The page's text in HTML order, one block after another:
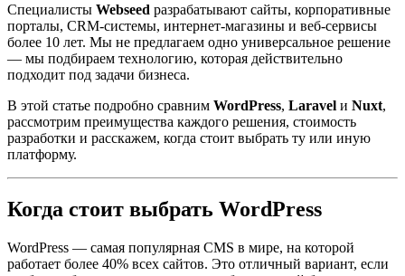
Специалисты Webseed разрабатывают сайты, корпоративные
порталы, CRM-системы, интернет-магазины и веб-сервисы
более 10 лет. Мы не предлагаем одно универсальное решение
— мы подбираем технологию, которая действительно
подходит под задачи бизнеса.
В этой статье подробно сравним WordPress, Laravel и Nuxt,
рассмотрим преимущества каждого решения, стоимость
разработки и расскажем, когда стоит выбрать ту или иную
платформу.
Когда стоит выбрать WordPress
WordPress — самая популярная CMS в мире, на которой
работает более 40% всех сайтов. Это отличный вариант, если